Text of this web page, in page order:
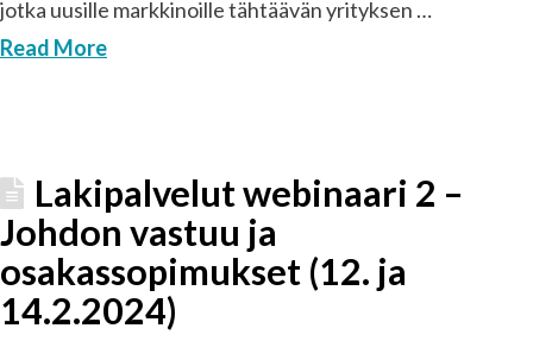
jotka uusille markkinoille tähtäävän yrityksen …
Read More
Lakipalvelut webinaari 2 –
Johdon vastuu ja
osakassopimukset (12. ja
14.2.2024)